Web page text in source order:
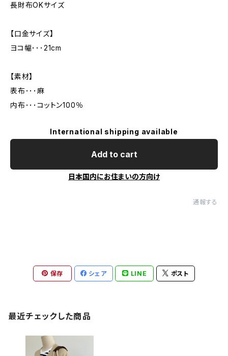
長財布OKサイズ
【口金サイズ】
ヨコ幅･･･21cm
【素材】
表布･･･麻
内布･･･コットン100％
International shipping available
Add to cart
日本国内にお住まいの方向け
通報する
保存 シェア LINE ポスト
最近チェックした商品